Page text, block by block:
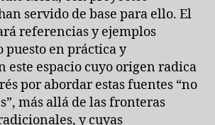
servido de base para ello. El
referencias y ejemplos
puesto en práctica y
este espacio cuyo origen radica
por abordar estas fuentes “no
más allá de las fronteras
y cuyas